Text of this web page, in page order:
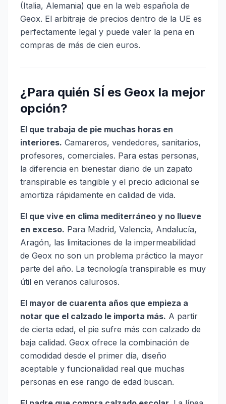
(Italia, Alemania) que en la web española de
Geox. El arbitraje de precios dentro de la UE es
perfectamente legal y puede valer la pena en
compras de más de cien euros.
¿Para quién SÍ es Geox la mejor
opción?
El que trabaja de pie muchas horas en
interiores. Camareros, vendedores, sanitarios,
profesores, comerciales. Para estas personas,
la diferencia en bienestar diario de un zapato
transpirable es tangible y el precio adicional se
amortiza rápidamente en calidad de vida.
El que vive en clima mediterráneo y no llueve
en exceso. Para Madrid, Valencia, Andalucía,
Aragón, las limitaciones de la impermeabilidad
de Geox no son un problema práctico la mayor
parte del año. La tecnología transpirable es muy
útil en veranos calurosos.
El mayor de cuarenta años que empieza a
notar que el calzado le importa más. A partir
de cierta edad, el pie sufre más con calzado de
baja calidad. Geox ofrece la combinación de
comodidad desde el primer día, diseño
aceptable y funcionalidad real que muchas
personas en ese rango de edad buscan.